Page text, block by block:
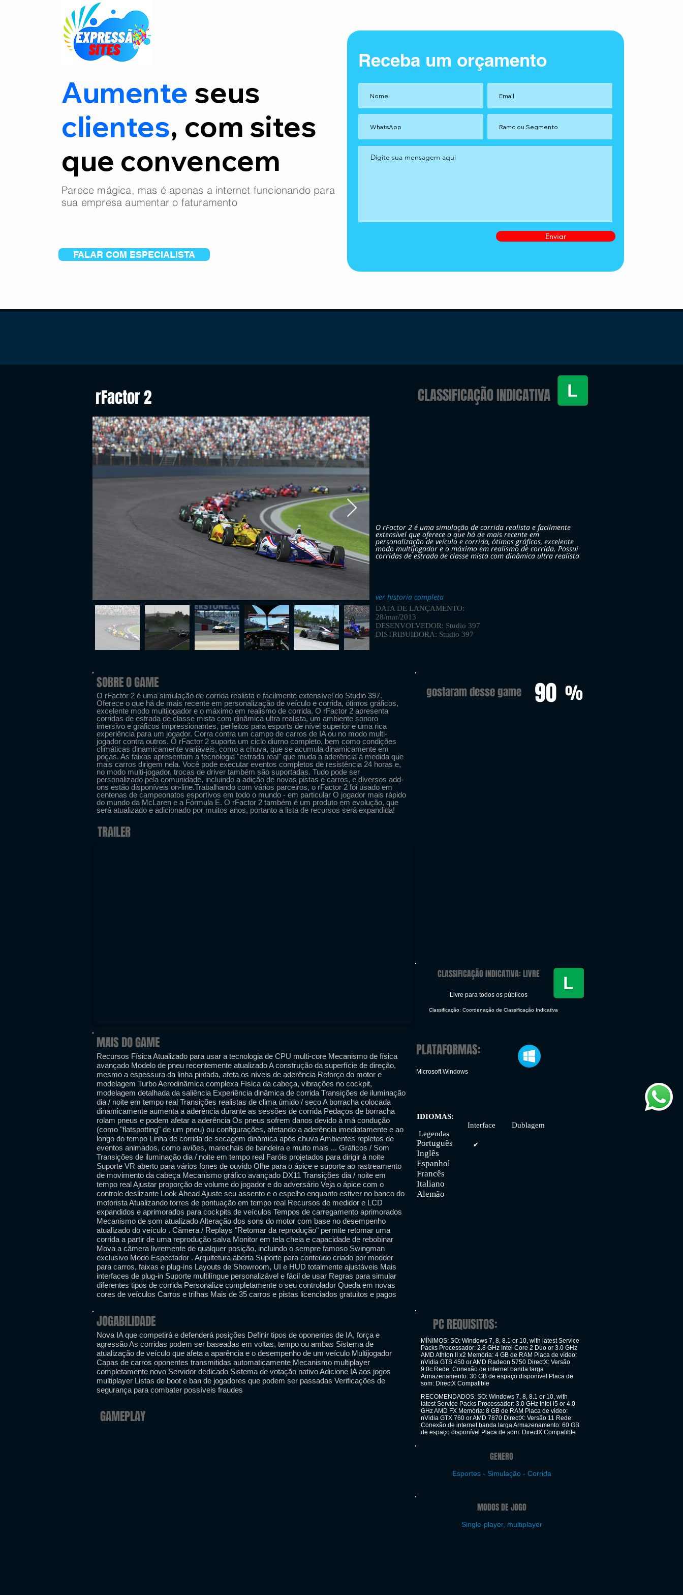
Aumente seus
clientes, com sites
que convencem
Parece mágica, mas é apenas a internet funcionando para
sua empresa aumentar o faturamento
FALAR COM ESPECIALISTA
Receba um orçamento
Enviar
rFactor 2 CLASSIFICAÇÃO INDICATIVA
O rFactor 2 é uma simulação de corrida realista e facilmente
extensível que oferece o que há de mais recente em
personalização de veículo e corrida, ótimos gráficos, excelente
modo multijogador e o máximo em realismo de corrida. Possui
corridas de estrada de classe mista com dinâmica ultra realista
ver historia completa
DATA DE LANÇAMENTO:
28/mar/2013
DESENVOLVEDOR: Studio 397
DISTRIBUIDORA: Studio 397
SOBRE O GAME
O rFactor 2 é uma simulação de corrida realista e facilmente extensível do Studio 397.
Oferece o que há de mais recente em personalização de veículo e corrida, ótimos gráficos,
excelente modo multijogador e o máximo em realismo de corrida. O rFactor 2 apresenta
corridas de estrada de classe mista com dinâmica ultra realista, um ambiente sonoro
imersivo e gráficos impressionantes, perfeitos para esports de nível superior e uma rica
experiência para um jogador. Corra contra um campo de carros de IA ou no modo multi-
jogador contra outros. O rFactor 2 suporta um ciclo diurno completo, bem como condições
climáticas dinamicamente variáveis, como a chuva, que se acumula dinamicamente em
poças. As faixas apresentam a tecnologia "estrada real" que muda a aderência à medida que
mais carros dirigem nela. Você pode executar eventos completos de resistência 24 horas e,
no modo multi-jogador, trocas de driver também são suportadas. Tudo pode ser
personalizado pela comunidade, incluindo a adição de novas pistas e carros, e diversos add-
ons estão disponíveis on-line.Trabalhando com vários parceiros, o rFactor 2 foi usado em
centenas de campeonatos esportivos em todo o mundo - em particular O jogador mais rápido
do mundo da McLaren e a Fórmula E. O rFactor 2 também é um produto em evolução, que
será atualizado e adicionado por muitos anos, portanto a lista de recursos será expandida!
TRAILER
MAIS DO GAME
Recursos Física Atualizado para usar a tecnologia de CPU multi-core Mecanismo de física
avançado Modelo de pneu recentemente atualizado A construção da superfície de direção,
mesmo a espessura da linha pintada, afeta os níveis de aderência Reforço do motor e
modelagem Turbo Aerodinâmica complexa Física da cabeça, vibrações no cockpit,
modelagem detalhada da saliência Experiência dinâmica de corrida Transições de iluminação
dia / noite em tempo real Transições realistas de clima úmido / seco A borracha colocada
dinamicamente aumenta a aderência durante as sessões de corrida Pedaços de borracha
rolam pneus e podem afetar a aderência Os pneus sofrem danos devido à má condução
(como "flatspotting" de um pneu) ou configurações, afetando a aderência imediatamente e ao
longo do tempo Linha de corrida de secagem dinâmica após chuva Ambientes repletos de
eventos animados, como aviões, marechais de bandeira e muito mais ... Gráficos / Som
Transições de iluminação dia / noite em tempo real Faróis projetados para dirigir à noite
Suporte VR aberto para vários fones de ouvido Olhe para o ápice e suporte ao rastreamento
de movimento da cabeça Mecanismo gráfico avançado DX11 Transições dia / noite em
tempo real Ajustar proporção de volume do jogador e do adversário Veja o ápice com o
controle deslizante Look Ahead Ajuste seu assento e o espelho enquanto estiver no banco do
motorista Atualizando torres de pontuação em tempo real Recursos de medidor e LCD
expandidos e aprimorados para cockpits de veículos Tempos de carregamento aprimorados
Mecanismo de som atualizado Alteração dos sons do motor com base no desempenho
atualizado do veículo . Câmera / Replays "Retomar da reprodução" permite retomar uma
corrida a partir de uma reprodução salva Monitor em tela cheia e capacidade de rebobinar
Mova a câmera livremente de qualquer posição, incluindo o sempre famoso Swingman
exclusivo Modo Espectador . Arquitetura aberta Suporte para conteúdo criado por modder
para carros, faixas e plug-ins Layouts de Showroom, UI e HUD totalmente ajustáveis Mais
interfaces de plug-in Suporte multilíngue personalizável e fácil de usar Regras para simular
diferentes tipos de corrida Personalize completamente o seu controlador Queda em novas
cores de veículos Carros e trilhas Mais de 35 carros e pistas licenciados gratuitos e pagos
JOGABILIDADE
Nova IA que competirá e defenderá posições Definir tipos de oponentes de IA, força e
agressão As corridas podem ser baseadas em voltas, tempo ou ambas Sistema de
atualização de veículo que afeta a aparência e o desempenho de um veículo Multijogador
Capas de carros oponentes transmitidas automaticamente Mecanismo multiplayer
completamente novo Servidor dedicado Sistema de votação nativo Adicione IA aos jogos
multiplayer Listas de boot e ban de jogadores que podem ser passadas Verificações de
segurança para combater possíveis fraudes
GAMEPLAY
gostaram desse game 90 %
CLASSIFICAÇÃO INDICATIVA: LIVRE
Livre para todos os públicos
Classificação: Coordenação de Classificação Indicativa
PLATAFORMAS:
Microsoft Windows
IDIOMAS:
Interface Dublagem
Legendas
Português
Inglês
Espanhol
Francês
Italiano
Alemão
✔
PC REQUISITOS:
MÍNIMOS: SO: Windows 7, 8, 8.1 or 10, with latest Service
Packs Processador: 2.8 GHz Intel Core 2 Duo or 3.0 GHz
AMD Athlon II x2 Memória: 4 GB de RAM Placa de vídeo:
nVidia GTS 450 or AMD Radeon 5750 DirectX: Versão
9.0c Rede: Conexão de internet banda larga
Armazenamento: 30 GB de espaço disponível Placa de
som: DirectX Compatible
RECOMENDADOS: SO: Windows 7, 8, 8.1 or 10, with
latest Service Packs Processador: 3.0 GHz Intel i5 or 4.0
GHz AMD FX Memória: 8 GB de RAM Placa de vídeo:
nVidia GTX 760 or AMD 7870 DirectX: Versão 11 Rede:
Conexão de internet banda larga Armazenamento: 60 GB
de espaço disponível Placa de som: DirectX Compatible
GENERO
Esportes - Simulação - Corrida
MODOS DE JOGO
Single-player, multiplayer